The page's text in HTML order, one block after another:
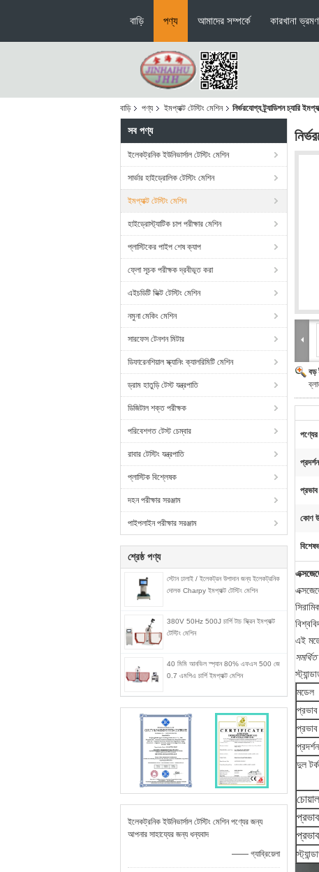
বাড়ি পণ্য আমাদের সম্পর্কে কারখানা ভ্রমণ
বাড়ি পণ্য ইমপ্যাক্ট টেস্টিং মেশিন নির্ভরযোগ্য ট্র্যাডিশন চ্যারি
সব পণ্য
ইলেকট্রনিক ইউনিভার্সাল টেস্টিং মেশিন
সার্ভার হাইড্রোলিক টেস্টিং মেশিন
ইমপ্যাক্ট টেস্টিং মেশিন
হাইড্রোস্ট্যাটিক চাপ পরীক্ষার মেশিন
প্লাস্টিকের পাইপ শেষ ক্যাপ
ফ্লো সূচক পরীক্ষক দ্রবীভূত করা
এইচডিটি ভিক্ট টেস্টিং মেশিন
নমুনা মেকিং মেশিন
সারফেস টেনশন মিটার
ডিফারেনশিয়াল স্ক্যানিং ক্যালরিমিটি মেশিন
ড্রাম হাতুড়ি টেস্ট যন্ত্রপাতি
ডিজিটাল শক্ত পরীক্ষক
পরিবেশগত টেস্ট চেম্বার
রাবার টেস্টিং যন্ত্রপাতি
প্লাস্টিক বিশ্লেষক
দহন পরীক্ষার সরঞ্জাম
পাইপলাইন পরীক্ষার সরঞ্জাম
শ্রেষ্ঠ পণ্য
স্টোন ঢালাই / ইলেকট্রন উপাদান জন্য ইলেকট্রনিক
দোলক Charpy ইমপ্যাক্ট টেস্টিং মেশিন
380V 50Hz 500J চার্পি টাচ স্ক্রিন ইমপ্যাক্ট
টেস্টিং মেশিন
40 মিমি আনভিল স্প্যান 80% এফএস 500 জে
0.7 এমপিএ চার্পি ইমপ্যাক্ট মেশিন
ইলেকট্রনিক ইউনিভার্সাল টেস্টিং মেশিন পণ্যের জন্য
আপনার সাহায্যের জন্য ধন্যবাদ
—— গ্যাব্রিয়েলা
বড়
পণ্যের
কোণ
এই
সমর্থিত
মডেল
প্রদর্শন
দুল টর্ক
চোয়াল